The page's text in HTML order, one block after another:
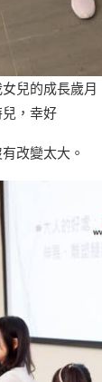
兒的成長歲
，幸好
改變太大。